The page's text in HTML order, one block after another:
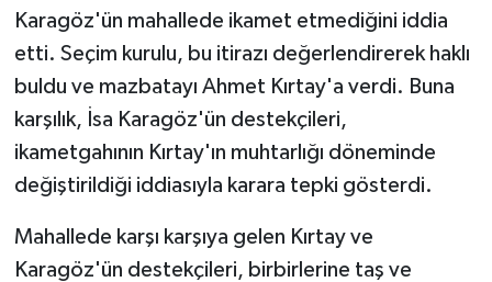
Karagöz'ün mahallede ikamet etmediğini iddia
etti. Seçim kurulu, bu itirazı değerlendirerek haklı
buldu ve mazbatayı Ahmet Kırtay'a verdi. Buna
karşılık, İsa Karagöz'ün destekçileri,
ikametgahının Kırtay'ın muhtarlığı döneminde
değiştirildiği iddiasıyla karara tepki gösterdi.
Mahallede karşı karşıya gelen Kırtay ve
Karagöz'ün destekçileri, birbirlerine taş ve